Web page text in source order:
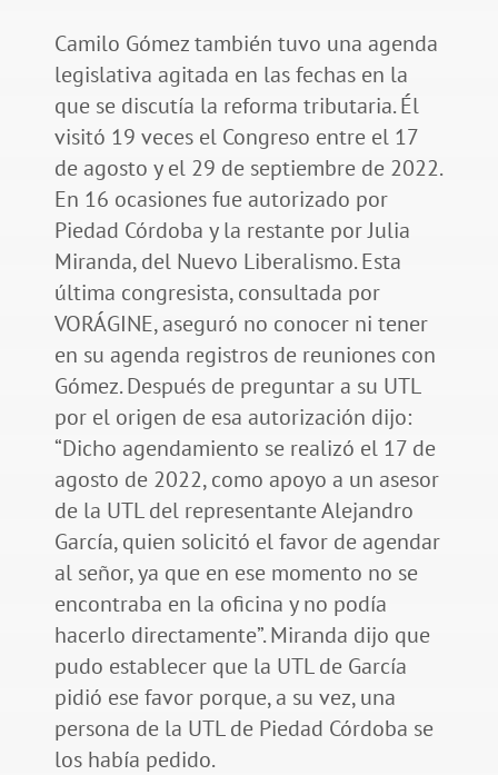
Camilo Gómez también tuvo una agenda
legislativa agitada en las fechas en la
que se discutía la reforma tributaria. Él
visitó 19 veces el Congreso entre el 17
de agosto y el 29 de septiembre de 2022.
En 16 ocasiones fue autorizado por
Piedad Córdoba y la restante por Julia
Miranda, del Nuevo Liberalismo. Esta
última congresista, consultada por
VORÁGINE, aseguró no conocer ni tener
en su agenda registros de reuniones con
Gómez. Después de preguntar a su UTL
por el origen de esa autorización dijo:
“Dicho agendamiento se realizó el 17 de
agosto de 2022, como apoyo a un asesor
de la UTL del representante Alejandro
García, quien solicitó el favor de agendar
al señor, ya que en ese momento no se
encontraba en la oficina y no podía
hacerlo directamente”. Miranda dijo que
pudo establecer que la UTL de García
pidió ese favor porque, a su vez, una
persona de la UTL de Piedad Córdoba se
los había pedido.